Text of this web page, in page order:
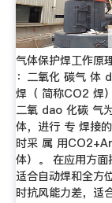
气体保护焊工作原
：二氧化 碳气 体
焊（ 简称CO2 焊
二氧 dao 化碳 气
体，进行 专 焊接
时采 属 用
体）。 在应用方面
适合自动焊和全方
时抗风能力差，适